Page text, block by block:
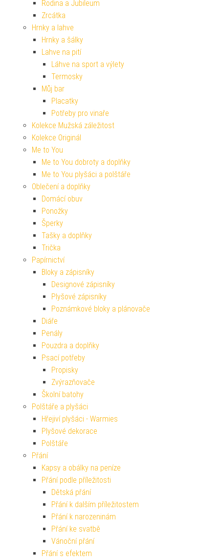
Rodina a Jubileum
Zrcátka
Hrnky a lahve
Hrnky a šálky
Lahve na pití
Láhve na sport a výlety
Termosky
Můj bar
Placatky
Potřeby pro vinaře
Kolekce Mužská záležitost
Kolekce Originál
Me to You
Me to You dobroty a doplňky
Me to You plyšáci a polštáře
Oblečení a doplňky
Domácí obuv
Ponožky
Šperky
Tašky a doplňky
Trička
Papírnictví
Bloky a zápisníky
Designové zápisníky
Plyšové zápisníky
Poznámkové bloky a plánovače
Diáře
Penály
Pouzdra a doplňky
Psací potřeby
Propisky
Zvýrazňovače
Školní batohy
Polštáře a plyšáci
Hřejiví plyšáci - Warmies
Plyšové dekorace
Polštáře
Přání
Kapsy a obálky na peníze
Přání podle příležitosti
Dětská přání
Přání k dalším příležitostem
Přání k narozeninám
Přání ke svatbě
Vánoční přání
Přání s efektem